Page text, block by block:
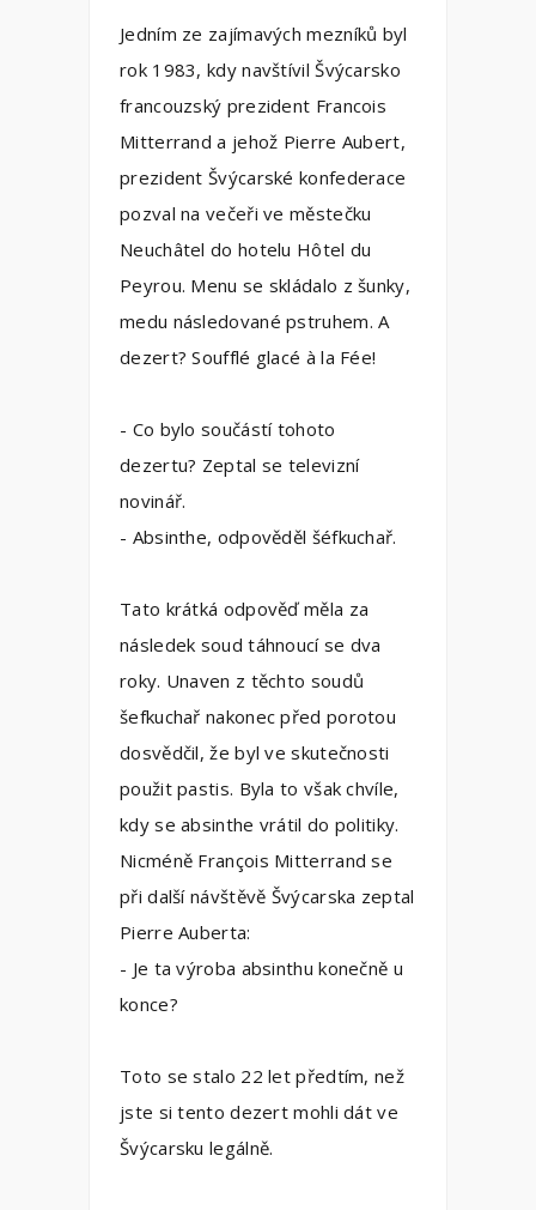
Jedním ze zajímavých mezníků byl
rok 1983, kdy navštívil Švýcarsko
francouzský prezident Francois
Mitterrand a jehož Pierre Aubert,
prezident Švýcarské konfederace
pozval na večeři ve městečku
Neuchâtel do hotelu Hôtel du
Peyrou. Menu se skládalo z šunky,
medu následované pstruhem. A
dezert? Soufflé glacé à la Fée!
- Co bylo součástí tohoto
dezertu? Zeptal se televizní
novinář.
- Absinthe, odpověděl šéfkuchař.
Tato krátká odpověď měla za
následek soud táhnoucí se dva
roky. Unaven z těchto soudů
šefkuchař nakonec před porotou
dosvědčil, že byl ve skutečnosti
použit pastis. Byla to však chvíle,
kdy se absinthe vrátil do politiky.
Nicméně François Mitterrand se
při další návštěvě Švýcarska zeptal
Pierre Auberta:
- Je ta výroba absinthu konečně u
konce?
Toto se stalo 22 let předtím, než
jste si tento dezert mohli dát ve
Švýcarsku legálně.